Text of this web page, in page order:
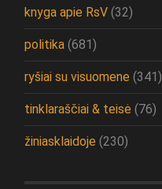
knyga apie RsV (32)
politika (681)
ryšiai su visuomene (341)
tinklaraščiai & teisė (76)
žiniasklaidoje (230)